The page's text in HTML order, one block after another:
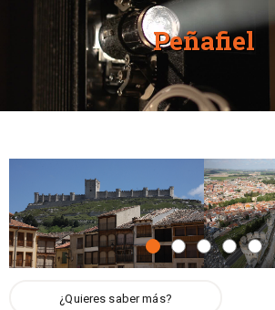
Peñafiel
FONDOS DE CONSULTA
PROGRAMACIÓN
EXPOSICIONES
DIDÁCTICA
CONTACTAR
¿Quieres saber más?